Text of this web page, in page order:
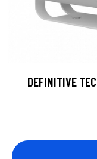
DEFINITIVE